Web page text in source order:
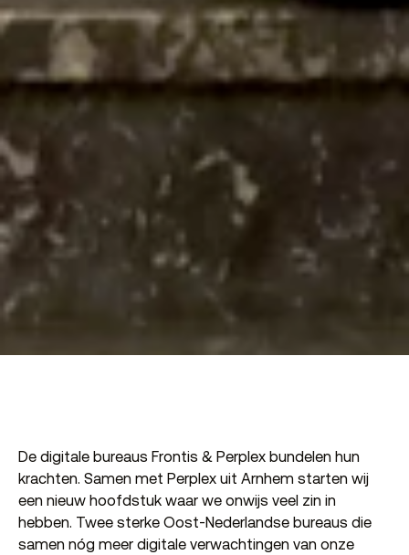
De digitale bureaus Frontis & Perplex bundelen hun
krachten. Samen met Perplex uit Arnhem starten wij
een nieuw hoofdstuk waar we onwijs veel zin in
hebben. Twee sterke Oost-Nederlandse bureaus die
samen nóg meer digitale verwachtingen van onze